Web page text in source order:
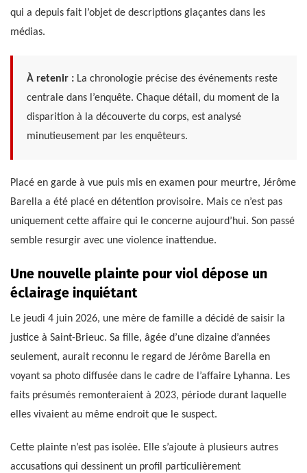
qui a depuis fait l’objet de descriptions glaçantes dans les
médias.
À retenir : La chronologie précise des événements reste
centrale dans l’enquête. Chaque détail, du moment de la
disparition à la découverte du corps, est analysé
minutieusement par les enquêteurs.
Placé en garde à vue puis mis en examen pour meurtre, Jérôme
Barella a été placé en détention provisoire. Mais ce n’est pas
uniquement cette affaire qui le concerne aujourd’hui. Son passé
semble resurgir avec une violence inattendue.
Une nouvelle plainte pour viol dépose un
éclairage inquiétant
Le jeudi 4 juin 2026, une mère de famille a décidé de saisir la
justice à Saint-Brieuc. Sa fille, âgée d’une dizaine d’années
seulement, aurait reconnu le regard de Jérôme Barella en
voyant sa photo diffusée dans le cadre de l’affaire Lyhanna. Les
faits présumés remonteraient à 2023, période durant laquelle
elles vivaient au même endroit que le suspect.
Cette plainte n’est pas isolée. Elle s’ajoute à plusieurs autres
accusations qui dessinent un profil particulièrement